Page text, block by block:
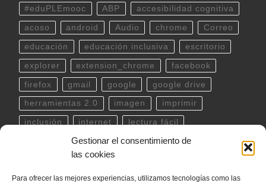
Gestionar el consentimiento de
las cookies
Para ofrecer las mejores experiencias, utilizamos tecnologías como las
#eduPLEmooc ABP accesibilidad cognitiva
acoso android Audio chrome Correo
educación educación inclusiva escritorio
explorer extension_chrome facebook
firefox gmail google google drive
herramientas 2.0 imagen imprimir
inclusión internet lectura fácil
linux musica outlook
powerpoint scratch
teclado Telegram terminal twitter